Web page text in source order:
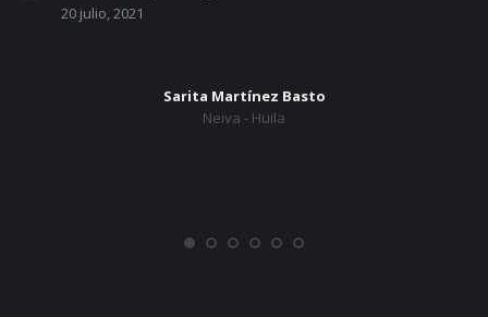
20 julio, 2021
Sarita Martínez Basto
Neiva - Huila